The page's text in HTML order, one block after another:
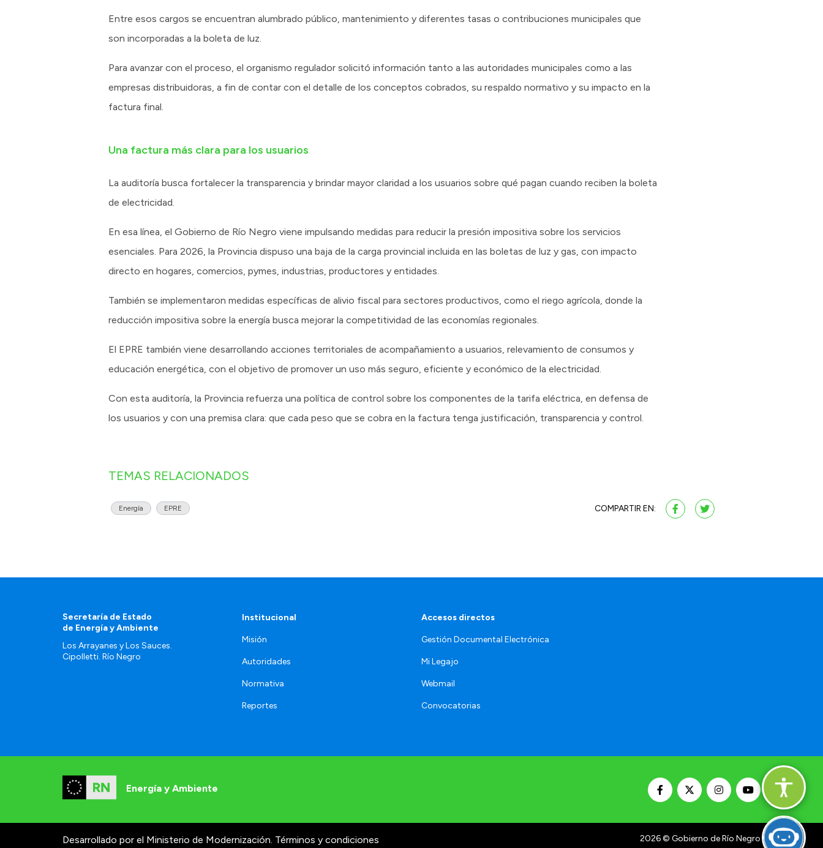
Entre esos cargos se encuentran alumbrado público, mantenimiento y diferentes tasas o contribuciones municipales que
son incorporadas a la boleta de luz.
Para avanzar con el proceso, el organismo regulador solicitó información tanto a las autoridades municipales como a las
empresas distribuidoras, a fin de contar con el detalle de los conceptos cobrados, su respaldo normativo y su impacto en la
factura final.
Una factura más clara para los usuarios
La auditoría busca fortalecer la transparencia y brindar mayor claridad a los usuarios sobre qué pagan cuando reciben la boleta
de electricidad.
En esa línea, el Gobierno de Río Negro viene impulsando medidas para reducir la presión impositiva sobre los servicios
esenciales. Para 2026, la Provincia dispuso una baja de la carga provincial incluida en las boletas de luz y gas, con impacto
directo en hogares, comercios, pymes, industrias, productores y entidades.
También se implementaron medidas específicas de alivio fiscal para sectores productivos, como el riego agrícola, donde la
reducción impositiva sobre la energía busca mejorar la competitividad de las economías regionales.
El EPRE también viene desarrollando acciones territoriales de acompañamiento a usuarios, relevamiento de consumos y
educación energética, con el objetivo de promover un uso más seguro, eficiente y económico de la electricidad.
Con esta auditoría, la Provincia refuerza una política de control sobre los componentes de la tarifa eléctrica, en defensa de
los usuarios y con una premisa clara: que cada peso que se cobra en la factura tenga justificación, transparencia y control.
TEMAS RELACIONADOS
Energía EPRE COMPARTIR EN:
Secretaría de Estado
de Energía y Ambiente
Los Arrayanes y Los Sauces.
Cipolletti. Río Negro
Institucional
Misión
Autoridades
Normativa
Reportes
Accesos directos
Gestión Documental Electrónica
Mi Legajo
Webmail
Convocatorias
Energía y Ambiente
Desarrollado por el Ministerio de Modernización. Términos y condiciones 2026© Gobierno de Río Negro